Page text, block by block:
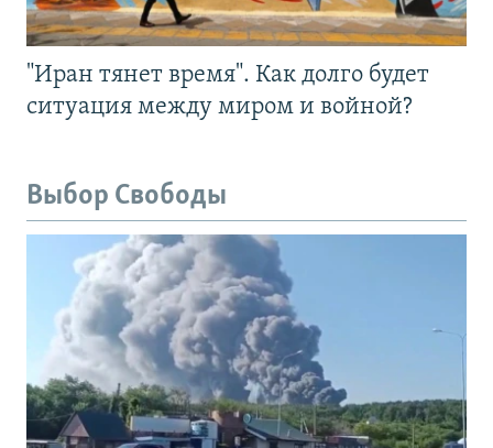
"Иран тянет время". Как долго будет
ситуация между миром и войной?
Выбор Свободы